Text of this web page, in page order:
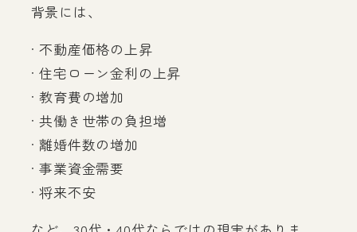
背景には、
· 不動産価格の上昇
· 住宅ローン金利の上昇
· 教育費の増加
· 共働き世帯の負担増
· 離婚件数の増加
· 事業資金需要
· 将来不安